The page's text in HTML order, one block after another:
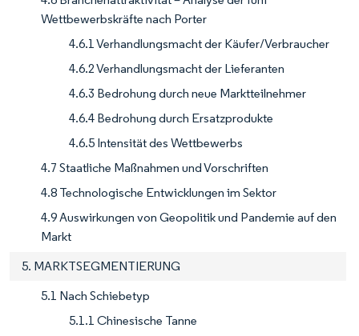
Wettbewerbskräfte nach Porter
4.6.1 Verhandlungsmacht der Käufer/Verbraucher
4.6.2 Verhandlungsmacht der Lieferanten
4.6.3 Bedrohung durch neue Marktteilnehmer
4.6.4 Bedrohung durch Ersatzprodukte
4.6.5 Intensität des Wettbewerbs
4.7 Staatliche Maßnahmen und Vorschriften
4.8 Technologische Entwicklungen im Sektor
4.9 Auswirkungen von Geopolitik und Pandemie auf den
Markt
5. MARKTSEGMENTIERUNG
5.1 Nach Schiebetyp
5.1.1 Chinesische Tanne